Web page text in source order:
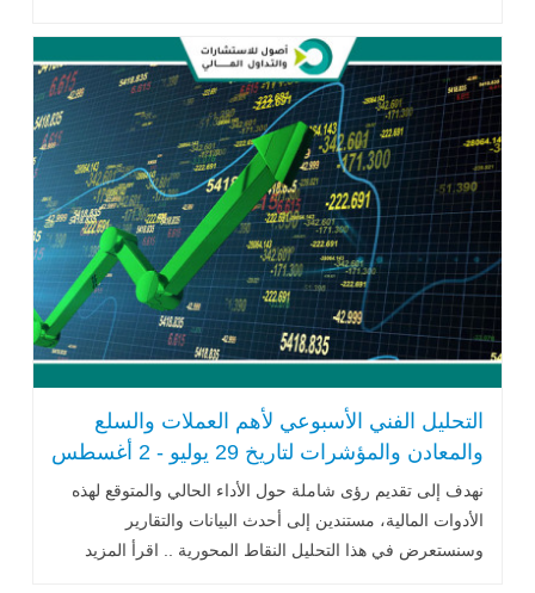
التحليل الفني الأسبوعي لأهم العملات والسلع
والمعادن والمؤشرات لتاريخ 29 يوليو - 2 أغسطس
نهدف إلى تقديم رؤى شاملة حول الأداء الحالي والمتوقع لهذه
الأدوات المالية، مستندين إلى أحدث البيانات والتقارير
وسنستعرض في هذا التحليل النقاط المحورية .. اقرأ المزيد